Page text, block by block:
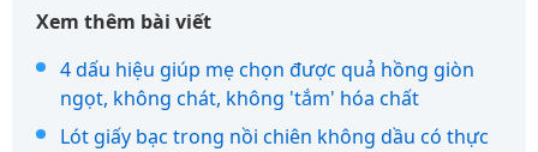
Xem thêm bài viết
4 dấu hiệu giúp mẹ chọn được quả hồng giòn
ngọt, không chát, không 'tắm' hóa chất
Lót giấy bạc trong nồi chiên không dầu có thực